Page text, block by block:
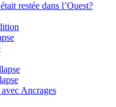
restée dans l’Ouest?
Ancrages